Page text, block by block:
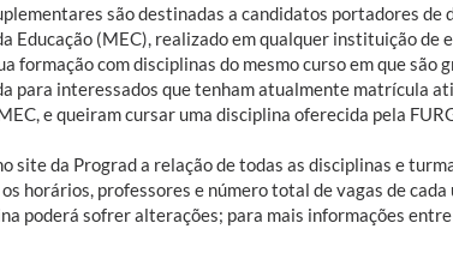
são destinadas a candidatos portadores
Educação (MEC), realizado em qualquer instituição de
formação com disciplinas do mesmo curso em que são
para interessados que tenham atualmente matrícula
e queiram cursar uma disciplina oferecida pela
site da Prograd a relação de todas as disciplinas e
horários, professores e número total de vagas de cada
poderá sofrer alterações; para mais informações